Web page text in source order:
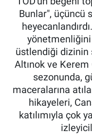
Bunlar", üçüncü
üstlendiği dizinin
Altınok ve
sezonunda,
maceralarına
hikayeleri,
katılımıyla çok
Tüm Manşetler
Son Dakika
Haber Arşivi